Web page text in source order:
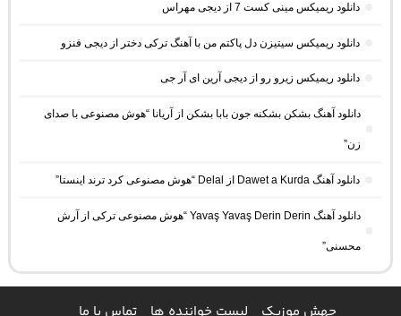
دانلود ریمیکس مینی کست 7 از دیجی مهراس
دانلود ریمیکس سیتیزن دل پاکتم من با آهنگ ترکی دختر از دیجی فنزو
دانلود ریمیکس زیرو رو از دیجی آرین ای آر جی
دانلود آهنگ بشکن بشکنه جون بابا بشکن از آریانا “هوش مصنوعی با صدای
زن”
دانلود آهنگ Dawet a Kurda از Delal “هوش مصنوعی کرد ترند اینستا”
دانلود آهنگ Yavaş Yavaş Derin Derin “هوش مصنوعی ترکی از آرش
محسنی”